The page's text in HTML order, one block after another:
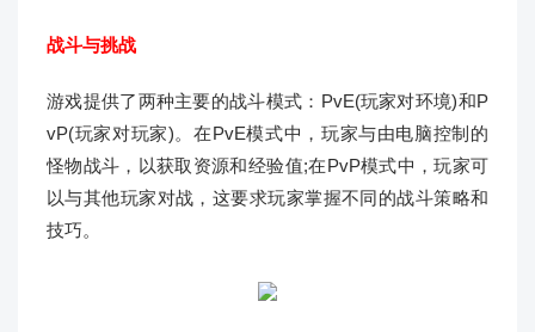
战斗与挑战
游戏提供了两种主要的战斗模式：PvE(玩家对环境)和P
vP(玩家对玩家)。在PvE模式中，玩家与由电脑控制的
怪物战斗，以获取资源和经验值;在PvP模式中，玩家可
以与其他玩家对战，这要求玩家掌握不同的战斗策略和
技巧。